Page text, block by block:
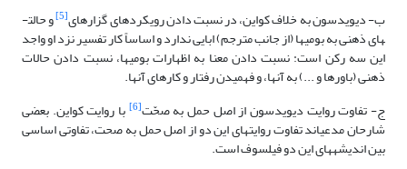
ب- دیویدسون به خلاف کواین، در نسبت دادن رویکرد­های گزاره­ای[5]و حالت­
های ذهنی به بومی­ها (از جانب مترجم) ابایی ندارد و اساساً کار تفسیر نزد او واجد
این سه رکن است: نسبت دادن معنا به اظهارات بومی­ها، نسبت دادن حالات
ذهنی (باورها و ...) به آنها، و فهمیدن رفتار و کارهای آنها.
ج- تفاوت روایت­ دیویدسون از اصل حمل به صحّت[6] با روایت کواین. بعضی
شارحان مدعی­اند تفاوت روایت­های این دو از اصل حمل به صحت، تفاوتی اساسی
بین اندیشه­های این دو فیلسوف است.